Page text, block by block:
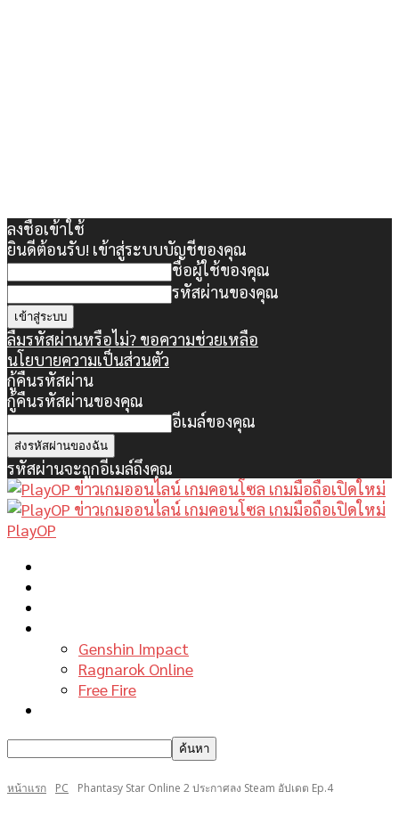
ลงชื่อเข้าใช้
ยินดีต้อนรับ! เข้าสู่ระบบบัญชีของคุณ
ชื่อผู้ใช้ของคุณ
รหัสผ่านของคุณ
ลืมรหัสผ่านหรือไม่? ขอความช่วยเหลือ
นโยบายความเป็นส่วนตัว
กู้คืนรหัสผ่าน
กู้คืนรหัสผ่านของคุณ
อีเมล์ของคุณ
รหัสผ่านจะถูกอีเมล์ถึงคุณ
PlayOP
Genshin Impact
Ragnarok Online
Free Fire
หน้าแรก PC Phantasy Star Online 2 ประกาศลง Steam อัปเดต Ep.4